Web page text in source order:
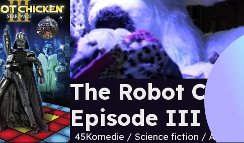
The Robot
Episode III
45Komedie / Science fiction /